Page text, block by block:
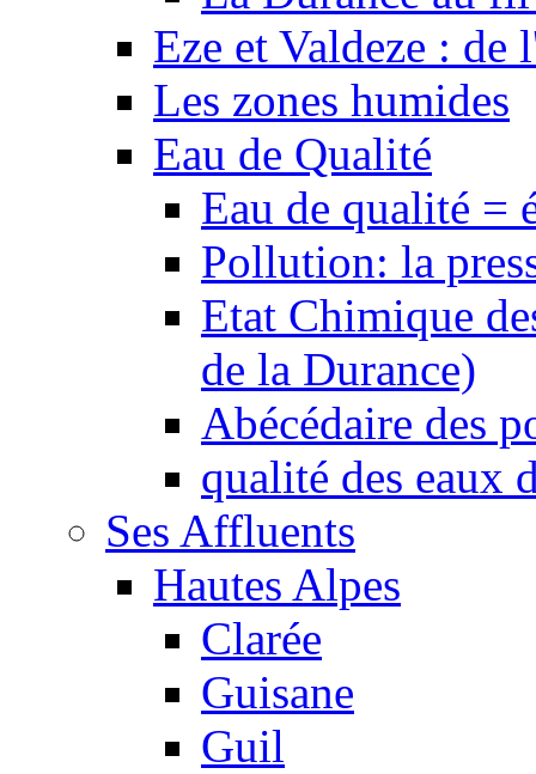
Eze et Valdeze : de
Les zones humides
Eau de Qualité
Eau de qualité =
Pollution: la
Etat Chimique
de la Durance)
Abécédaire des
qualité des eaux
Ses Affluents
Hautes Alpes
Clarée
Guisane
Guil